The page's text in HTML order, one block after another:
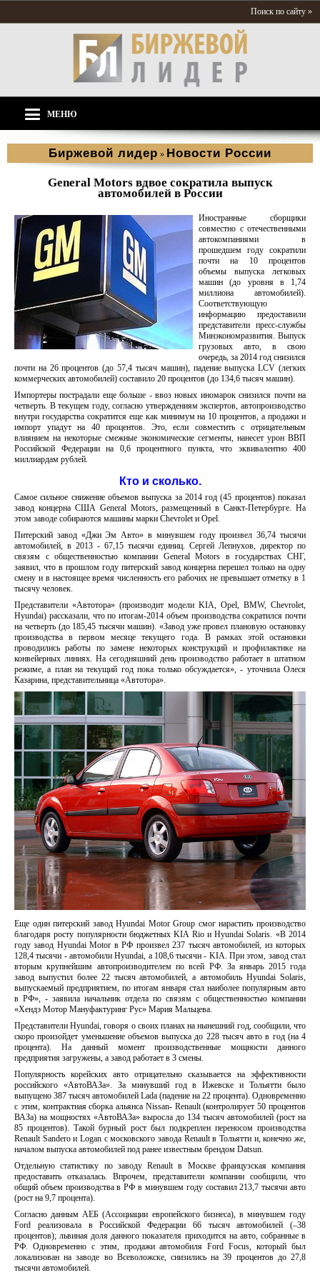
Поиск по сайту »
МЕНЮ
Биржевой лидер » Новости России
General Motors вдвое сократила выпуск
автомобилей в России
Иностранные сборщики
совместно с отечественными
автокомпаниями в
прошедшем году сократили
почти на 10 процентов
объемы выпуска легковых
машин (до уровня в 1,74
миллиона автомобилей).
Соответствующую
информацию предоставили
представители пресс-службы
Минэкономразвития. Выпуск
грузовых авто, в свою
очередь, за 2014 год снизился
почти на 26 процентов (до 57,4 тысяч машин), падение выпуска LCV (легких
коммерческих автомобилей) составило 20 процентов (до 134,6 тысяч машин).
Импортеры пострадали еще больше - ввоз новых иномарок снизился почти на
четверть. В текущем году, согласно утверждениям экспертов, автопроизводство
внутри государства сократится еще как минимум на 10 процентов, а продажи и
импорт упадут на 40 процентов. Это, если совместить с отрицательным
влиянием на некоторые смежные экономические сегменты, нанесет урон ВВП
Российской Федерации на 0,6 процентного пункта, что эквивалентно 400
миллиардам рублей.
Кто и сколько.
Самое сильное снижение объемов выпуска за 2014 год (45 процентов) показал
завод концерна США General Motors, размещенный в Санкт-Петербурге. На
этом заводе собираются машины марки Chevrolet и Opel.
Питерский завод «Джи Эм Авто» в минувшем году произвел 36,74 тысячи
автомобилей, в 2013 - 67,15 тысячи единиц. Сергей Лепнухов, директор по
связям с общественностью компании General Motors в государствах СНГ,
заявил, что в прошлом году питерский завод концерна перешел только на одну
смену и в настоящее время численность его рабочих не превышает отметку в 1
тысячу человек.
Представители «Автотора» (производит модели KIA, Opel, BMW, Chevrolet,
Hyundai) рассказали, что по итогам-2014 объем производства сократился почти
на четверть (до 185,45 тысячи машин). «Завод уже провел плановую остановку
производства в первом месяце текущего года. В рамках этой остановки
проводились работы по замене некоторых конструкций и профилактике на
конвейерных линиях. На сегодняшний день производство работает в штатном
режиме, а план на текущий год пока только обсуждается», - уточнила Олеся
Казарина, представительница «Автотора».
Еще один питерский завод Hyundai Motor Group смог нарастить производство
благодаря росту популярности бюджетных KIA Rio и Hyundai Solaris. «В 2014
году завод Hyundai Motor в РФ произвел 237 тысяч автомобилей, из которых
128,4 тысячи - автомобили Hyundai, а 108,6 тысячи - KIA. При этом, завод стал
вторым крупнейшим автопроизводителем по всей РФ. За январь 2015 года
завод выпустил более 22 тысяч автомобилей, а автомобиль Hyundai Solaris,
выпускаемый предприятием, по итогам января стал наиболее популярным авто
в РФ», - заявила начальник отдела по связям с общественностью компании
«Хендэ Мотор Мануфактуринг Рус» Мария Мальцева.
Представители Hyundai, говоря о своих планах на нынешний год, сообщили, что
скоро произойдет уменьшение объемов выпуска до 228 тысяч авто в год (на 4
процента). На данный момент производственные мощности данного
предприятия загружены, а завод работает в 3 смены.
Популярность корейских авто отрицательно сказывается на эффективности
российского «АвтоВАЗа». За минувший год в Ижевске и Тольятти было
выпущено 387 тысяч автомобилей Lada (падение на 22 процента). Одновременно
с этим, контрактная сборка альянса Nissan- Renault (контролирует 50 процентов
ВАЗа) на мощностях «АвтоВАЗа» выросла до 134 тысяч автомобилей (рост на
85 процентов). Такой бурный рост был подкреплен переносом производства
Renault Sandero и Logan с московского завода Renault в Тольятти и, конечно же,
началом выпуска автомобилей под ранее известным брендом Datsun.
Отдельную статистику по заводу Renault в Москве французская компания
предоставить отказалась. Впрочем, представители компании сообщили, что
общий объем производства в РФ в минувшем году составил 213,7 тысячи авто
(рост на 9,7 процента).
Согласно данным АЕБ (Ассоциации европейского бизнеса), в минувшем году
Ford реализовала в Российской Федерации 66 тысяч автомобилей (–38
процентов); львиная доля данного показателя приходится на авто, собранные в
РФ. Одновременно с этим, продажи автомобиля Ford Focus, который был
локализован на заводе во Всеволожске, снизились на 39 процентов до 27,8
тысячи автомобилей.